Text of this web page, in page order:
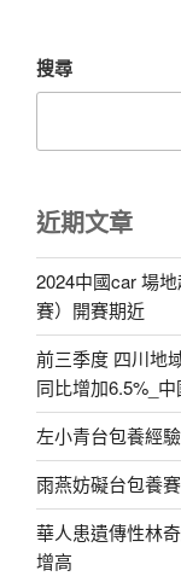
搜尋
近期文章
2024中國car 場
賽）開賽期近
前三季度 四川地
同比增加6.5%_中
左小青台包養經
雨燕妨礙台包養
華人患遺傳性林
增高